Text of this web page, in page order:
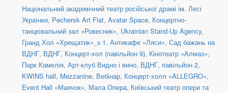
Національний академічний театр російської драмі ім. Лесі
Українки, Pechersk Art Flat, Avatar Space, Концертно-
танцювальний зал «Ровесник», Ukrainian Stand-Up Agency,
Гранд Хол «Хрещатик»_v.1, Антикафе «Ляси», Сад бажань на
ВДНГ, ВДНГ, Концерт-хол (павільйон 9), Кінотеатр «Алмаз»,
Парк Камелія, Арт-клуб Видно і вино, ВДНГ, павільйон 2,
KWINS hall, Mezzanine, Вебінар, Концерт-холл «ALLEGRO»,
Event Hall «Маячок», Мала Опера, Київський театр опери та